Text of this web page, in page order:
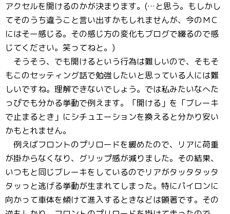
アクセルを開けるのかが決まります。(…と思う。もしかし
てそのうち違うこと言い出すかもしれませんが、今のＭＣ
にはそー感じる。その感じ方の変化もブログで綴るので感
じてください。笑ってねと。)
そうそう、でも開けるという行為は難しいので、そもそ
もこのセッティング話で勉強したいと思っている人には難
しいですね。理解できないでしょう。では私みたいなへた
っぴでも分かる挙動で例えます。「開ける」を「ブレーキ
で止まるとき」にシチュエーションを換えると分かり安い
かもとれません。
例えばフロントのプリロードを緩めたので、リアに荷重
が掛からなくなり、グリップ感が減りました。その結果、
いつもと同じブレーキをしているのでリアがタッタタッタ
タッっと逃げる挙動が生まれてしまった。特にパイロンに
向かって車体を傾けて進入するときなどは顕著です。その